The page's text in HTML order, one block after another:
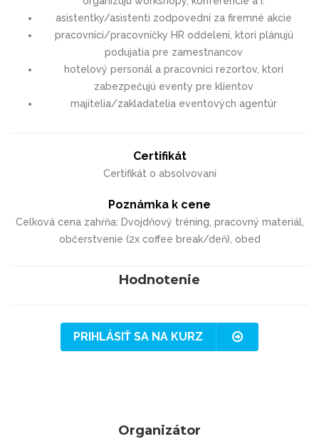
asistentky/asis­tenti zodpovední za firemné akcie
pracovníci/pra­covníčky HR oddelení, ktorí plánujú
podujatia pre zamestnancov
hotelový personál a pracovníci rezortov, ktorí
zabezpečujú eventy pre klientov
majitelia/zakladatelia eventových agentúr
Certifikát
Certifikát o absolvovaní
Poznámka k cene
Celková cena zahŕňa: Dvojdňový tréning, pracovný materiál,
občerstvenie (2x coffee break/deň), obed
Hodnotenie
PRIHLÁSIŤ SA NA KURZ
Organizátor